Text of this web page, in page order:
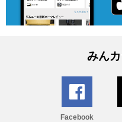
みん
Facebook